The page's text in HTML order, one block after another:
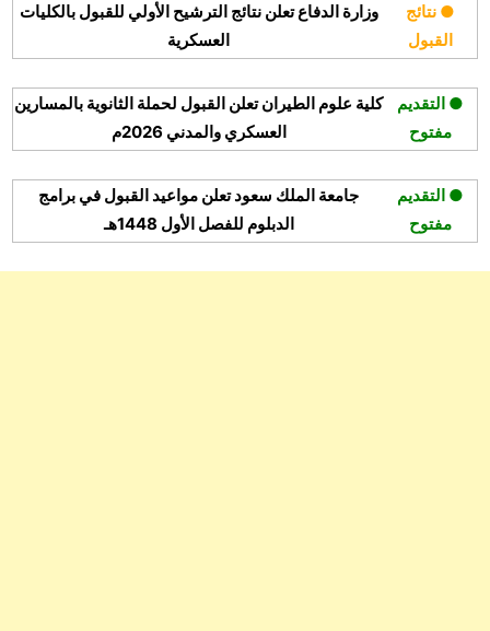
وزارة
برنامج
● نتائج
القبول
وزارة الدفاع تعلن نتائج الترشيح الأولي للقبول بالكليات
العسكرية
● التقديم
مفتوح
كلية علوم الطيران تعلن القبول لحملة الثانوية بالمسارين
العسكري والمدني 2026م
● التقديم
مفتوح
جامعة الملك سعود تعلن مواعيد القبول في برامج
الدبلوم للفصل الأول 1448هـ